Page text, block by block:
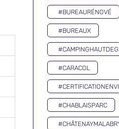
#BUREAURÉNOVÉ
#BUREAUX
#CARACOL
#CHABLAISPARC